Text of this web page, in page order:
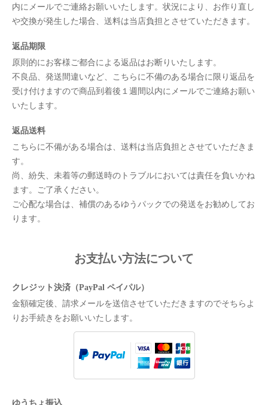
内にメールでご連絡お願いいたします。状況により、お作り直し
や交換が発生した場合、送料は当店負担とさせていただきます。
返品期限
原則的にお客様ご都合による返品はお断りいたします。
不良品、発送間違いなど、こちらに不備のある場合に限り返品を
受け付けますので商品到着後１週間以内にメールでご連絡お願い
いたします。
返品送料
こちらに不備がある場合は、送料は当店負担とさせていただきま
す。
尚、紛失、未着等の郵送時のトラブルにおいては責任を負いかね
ます。ご了承ください。
ご心配な場合は、補償のあるゆうパックでの発送をお勧めしてお
ります。
お支払い方法について
クレジット決済（PayPal ペイパル）
金額確定後、請求メールを送信させていただきますのでそちらよ
りお手続きをお願いいたします。
ゆうちょ振込